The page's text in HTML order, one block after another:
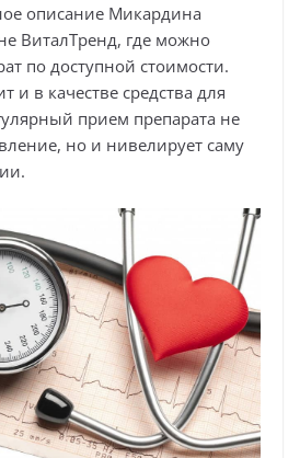
описание Микардина
ВиталТренд, где можно
по доступной стоимости.
и в качестве средства для
прием препарата не
но и нивелирует саму